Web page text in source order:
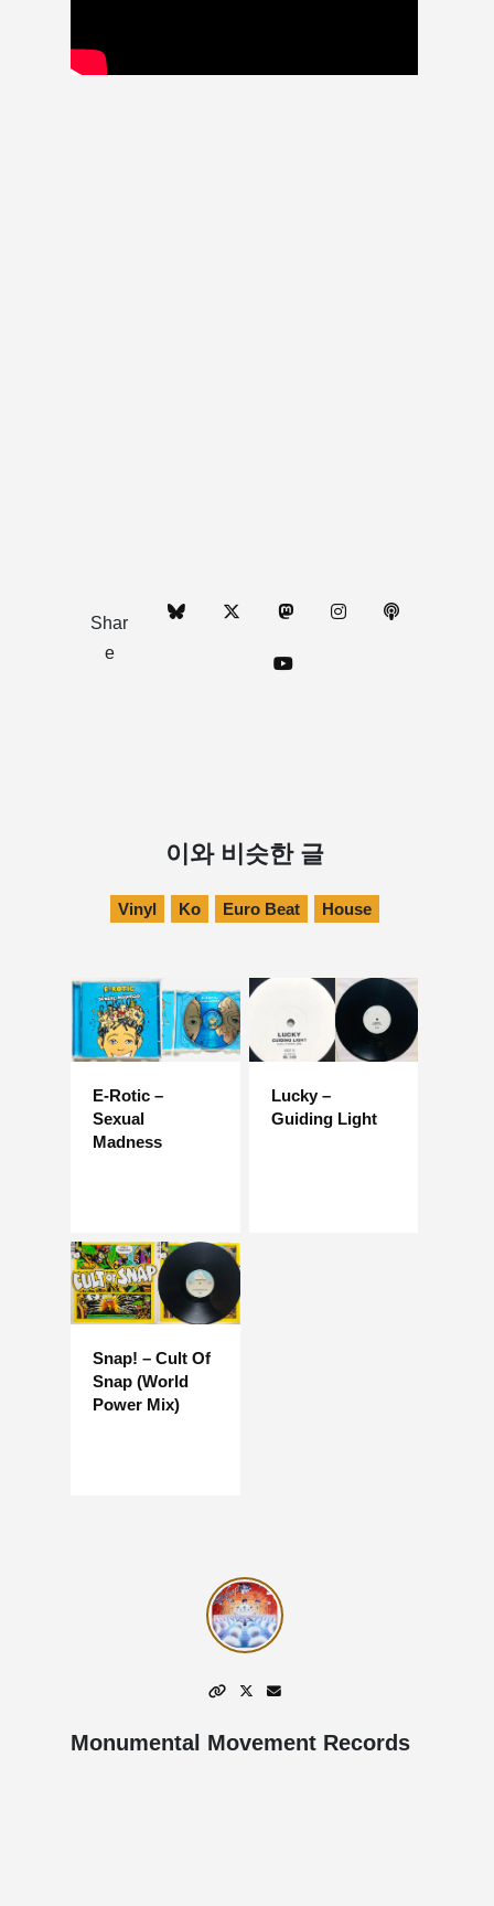
Shar
e
이와 비슷한 글
Vinyl Ko Euro Beat House
E-Rotic –
Sexual
Madness
Lucky –
Guiding Light
Snap! – Cult Of
Snap (World
Power Mix)
Monumental Movement Records